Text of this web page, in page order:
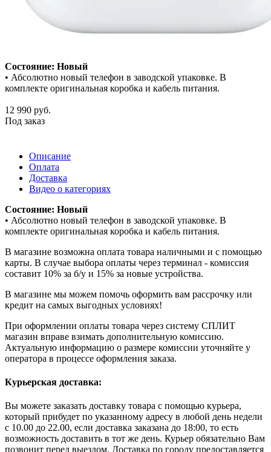
Состояние: Новый
• Абсолютно новый телефон в заводской упаковке. В
комплекте оригинальная коробка и кабель питания.
12 990 руб.
Под заказ
Описание
Оплата
Доставка
Видео о категориях
Состояние: Новый
• Абсолютно новый телефон в заводской упаковке. В
комплекте оригинальная коробка и кабель питания.
В магазине возможна оплата товара наличными и с помощью
карты. В случае выбора оплаты через терминал - комиссия
составит 10% за б/у и 15% за новые устройства.
В магазине мы можем помочь оформить вам рассрочку или
кредит на самых выгодных условиях!
При оформлении оплаты товара через систему СПЛИТ
магазин вправе взимать дополнительную комиссию.
Актуальную информацию о размере комиссии уточняйте у
оператора в процессе оформления заказа.
Курьерская доставка:
Вы можете заказать доставку товара с помощью курьера,
который прибудет по указанному адресу в любой день недели
с 10.00 до 22.00, если доставка заказана до 18:00, то есть
возможность доставить в тот же день. Курьер обязательно Вам
позвонит перед выездом. Доставка по городу предоставляется